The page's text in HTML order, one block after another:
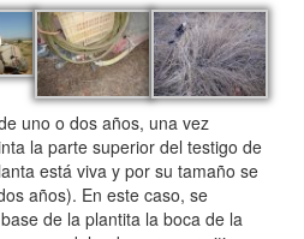
uno o dos años, una vez
la parte superior del testigo de
está viva y por su tamaño se
años). En este caso, se
de la plantita la boca de la